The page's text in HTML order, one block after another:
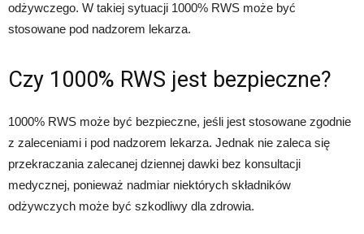
odżywczego. W takiej sytuacji 1000% RWS może być
stosowane pod nadzorem lekarza.
Czy 1000% RWS jest bezpieczne?
1000% RWS może być bezpieczne, jeśli jest stosowane zgodnie
z zaleceniami i pod nadzorem lekarza. Jednak nie zaleca się
przekraczania zalecanej dziennej dawki bez konsultacji
medycznej, ponieważ nadmiar niektórych składników
odżywczych może być szkodliwy dla zdrowia.